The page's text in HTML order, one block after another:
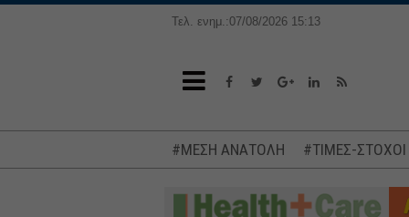
Τελ. ενημ.:07/08/2026 15:13
#ΜΕΣΗ ΑΝΑΤΟΛΗ #ΤΙΜΕΣ-